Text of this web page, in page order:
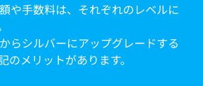
や手数料は、それぞれのレベルに
らシルバーにアップグレードする
のメリットがあります。